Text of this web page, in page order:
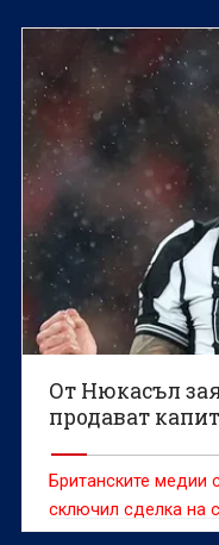
От Нюкасъл
продават
Британските медии
сключил сделка на